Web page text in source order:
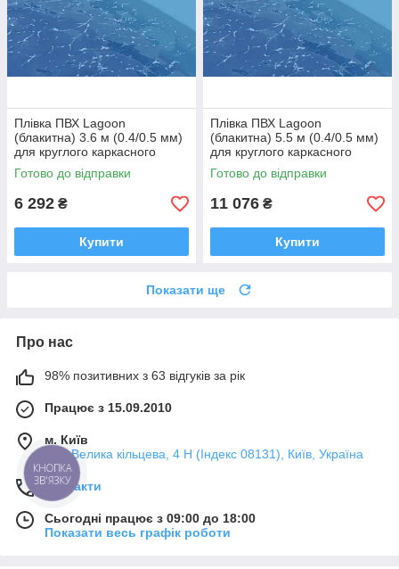
Плівка ПВХ Lagoon
(блакитна) 3.6 м (0.4/0.5 мм)
для круглого каркасного
басейну
Готово до відправки
6 292 ₴
Купити
Плівка ПВХ Lagoon
(блакитна) 5.5 м (0.4/0.5 мм)
для круглого каркасного
басейну Azuro
Готово до відправки
11 076 ₴
Купити
Показати ще
Про нас
98% позитивних з 63 відгуків за рік
Працює з 15.09.2010
м. Київ
вул. Велика кільцева, 4 Н (Індекс 08131), Київ, Україна
Контакти
Сьогодні працює з 09:00 до 18:00
Показати весь графік роботи
КНОПКА
ЗВ'ЯЗКУ